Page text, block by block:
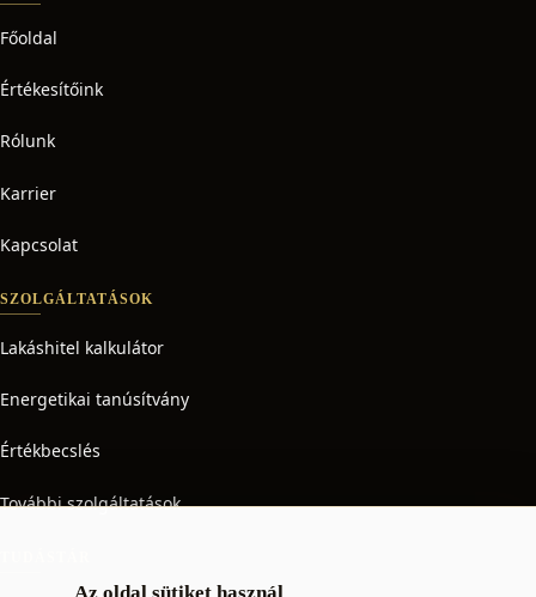
Főoldal
Értékesítőink
Rólunk
Karrier
Kapcsolat
SZOLGÁLTATÁSOK
Lakáshitel kalkulátor
Energetikai tanúsítvány
Értékbecslés
További szolgáltatások